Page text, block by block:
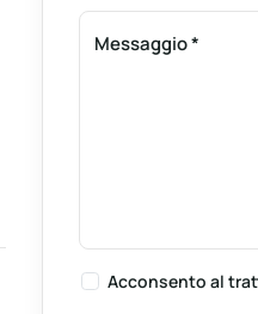
Messaggio*
Acconsento al